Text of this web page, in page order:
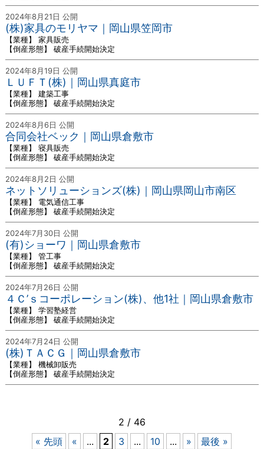
2024年8月21日 公開
(株)家具のモリヤマ｜岡山県笠岡市
【業種】 家具販売
【倒産形態】 破産手続開始決定
2024年8月19日 公開
ＬＵＦＴ(株)｜岡山県真庭市
【業種】 建築工事
【倒産形態】 破産手続開始決定
2024年8月6日 公開
合同会社ベック｜岡山県倉敷市
【業種】 寝具販売
【倒産形態】 破産手続開始決定
2024年8月2日 公開
ネットソリューションズ(株)｜岡山県岡山市南区
【業種】 電気通信工事
【倒産形態】 破産手続開始決定
2024年7月30日 公開
(有)ショーワ｜岡山県倉敷市
【業種】 管工事
【倒産形態】 破産手続開始決定
2024年7月26日 公開
４Ｃ’ｓコーポレーション(株)、他1社｜岡山県倉敷市
【業種】 学習塾経営
【倒産形態】 破産手続開始決定
2024年7月24日 公開
(株)ＴＡＣＧ｜岡山県倉敷市
【業種】 機械卸販売
【倒産形態】 破産手続開始決定
2 / 46
« 先頭
« ... 2 3 ... 10 ... » 最後 »